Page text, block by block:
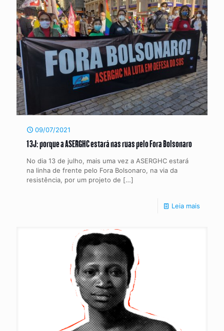
09/07/2021
13J: porque a ASERGHC estará nas ruas pelo Fora Bolsonaro
No dia 13 de julho, mais uma vez a ASERGHC estará
na linha de frente pelo Fora Bolsonaro, na via da
resistência, por um projeto de […]
Leia mais